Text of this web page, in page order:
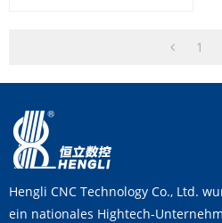
1
Hengli CNC Technology Co., Ltd.
ein nationales Hightech-